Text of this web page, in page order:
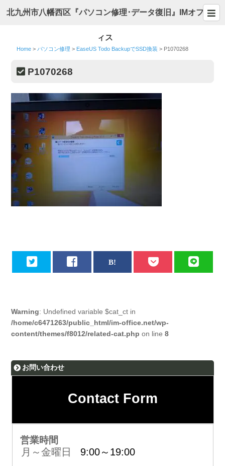
北九州市八幡西区『パソコン修理･データ復旧』IMオフ
ィス
Home > パソコン修理 > EaseUS Todo BackupでSSD換装 > P1070268
P1070268
Warning: Undefined variable $cat_ct in
/home/c6471263/public_html/im-office.net/wp-
content/themes/f8012/related-cat.php on line8
お問い合わせ
Contact Form
営業時間
月～金曜日 9:00～19:00